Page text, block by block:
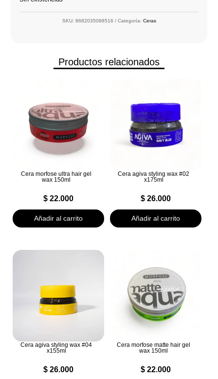
SKU: 8682035088516 Categoría: Ceras
Productos relacionados
Cera morfose ultra hair gel
wax 150ml
$22.000
Añadir al carrito
Cera agiva styling wax #02
x175ml
$26.000
Añadir al carrito
Cera agiva styling wax #04
x155ml
$26.000
Cera morfose matte hair gel
wax 150ml
$22.000